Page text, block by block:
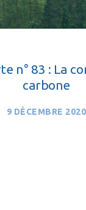
n° 83 : La
carbone
9 DÉCEMBRE 2020